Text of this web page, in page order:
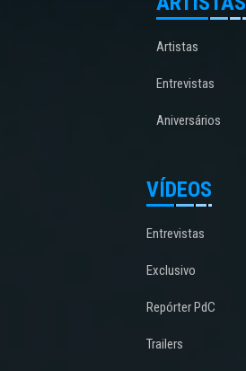
Artistas
Entrevistas
Aniversários
VÍDEOS
Entrevistas
Exclusivo
Repórter PdC
Trailers